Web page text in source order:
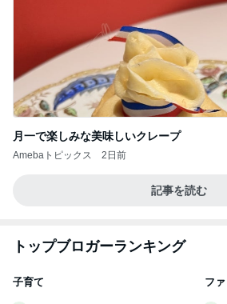
月一で楽しみな美味しいクレープ
Amebaトピックス 2日前
記事を読む
トップブロガーランキング
子育て フ